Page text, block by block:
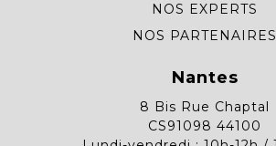
NOS EXPERTS
NOS PARTENAIRES
Nantes
8 Bis Rue Chaptal
CS91098 44100